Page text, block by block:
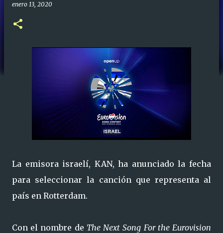
enero 13, 2020
La emisora ​​israelí, KAN, ha anunciado la fecha
para seleccionar la canción que representa al
país en Rotterdam.
Con el nombre de The Next Song For the Eurovision